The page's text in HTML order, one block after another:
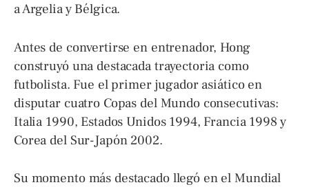
a Argelia y Bélgica.
Antes de convertirse en entrenador, Hong
construyó una destacada trayectoria como
futbolista. Fue el primer jugador asiático en
disputar cuatro Copas del Mundo consecutivas:
Italia 1990, Estados Unidos 1994, Francia 1998 y
Corea del Sur-Japón 2002.
Su momento más destacado llegó en el Mundial